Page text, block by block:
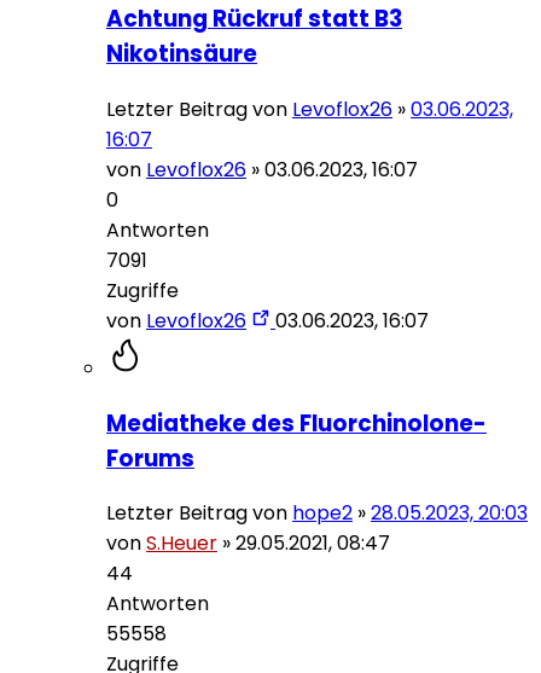
Achtung Rückruf statt B3
Nikotinsäure
Letzter Beitrag von Levoflox26 »03.06.2023,
16:07
von Levoflox26 »03.06.2023, 16:07
0
Antworten
7091
Zugriffe
von Levoflox26 03.06.2023, 16:07
Mediatheke des Fluorchinolone-
Forums
Letzter Beitrag von hope2 »28.05.2023, 20:03
vonS.Heuer »29.05.2021, 08:47
44
Antworten
55558
Zugriffe